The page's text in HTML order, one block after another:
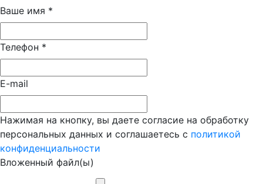
Ваше имя *
Телефон *
E-mail
Нажимая на кнопку, вы даете согласие на обработку
персональных данных и соглашаетесь с политикой
конфиденциальности
Вложенный файл(ы)